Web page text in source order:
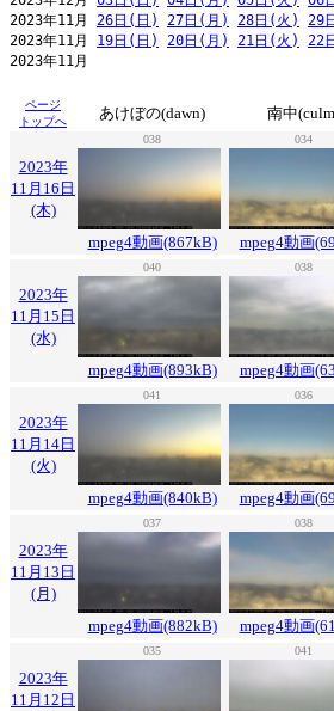
2023年11月 26日(日) 27日(月) 28日(火) 29
2023年11月 19日(日) 20日(月) 21日(火) 22
2023年
ページ
トップへ
あけぼの(dawn) 南中
038 034
2023年
11月16日
(木)
mpeg4動画(867kB)
mpeg4動画
040 038
2023年
11月15日
(水)
mpeg4動画(893kB)
mpeg4動画
041 036
2023年
11月14日
(火)
mpeg4動画(840kB)
mpeg4動画
037 038
2023年
11月13日
(月)
mpeg4動画(882kB)
mpeg4動画
035 041
2023年
11月12日